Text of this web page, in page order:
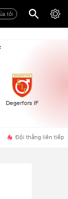
tôi
Degerfors IF
Đội thắng liên tiếp